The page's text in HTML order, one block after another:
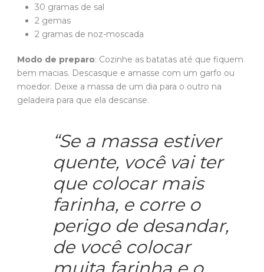
30 gramas de sal
2 gemas
2 gramas de noz-moscada
Modo de preparo: Cozinhe as batatas até que fiquem
bem macias. Descasque e amasse com um garfo ou
moedor. Deixe a massa de um dia para o outro na
geladeira para que ela descanse.
“Se a massa estiver
quente, você vai ter
que colocar mais
farinha, e corre o
perigo de desandar,
de você colocar